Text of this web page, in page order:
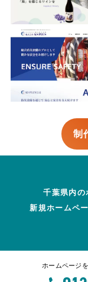
制
千葉県内の
新規ホームペ
ホームページ